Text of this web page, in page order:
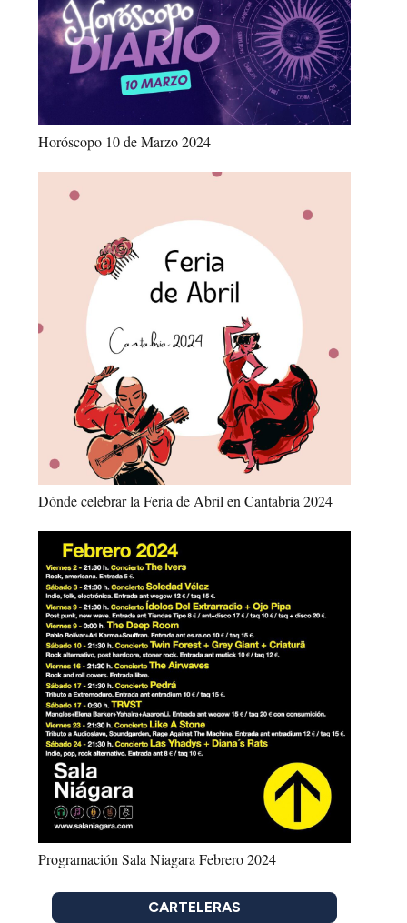
Horóscopo 10 de Marzo 2024
Dónde celebrar la Feria de Abril en Cantabria 2024
Programación Sala Niagara Febrero 2024
CARTELERAS